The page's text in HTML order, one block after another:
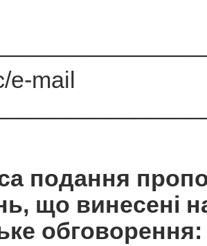
e-mail
подання
що винесені
обговорення: